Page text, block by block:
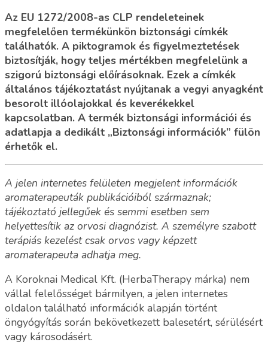
Az EU 1272/2008-as CLP rendeleteinek
megfelelően termékünkön biztonsági címkék
találhatók. A piktogramok és figyelmeztetések
biztosítják, hogy teljes mértékben megfelelünk a
szigorú biztonsági előírásoknak. Ezek a címkék
általános tájékoztatást nyújtanak a vegyi anyagként
besorolt illóolajokkal és keverékekkel
kapcsolatban. A termék biztonsági információi és
adatlapja a dedikált „Biztonsági információk” fülön
érhetők el.
A jelen internetes felületen megjelent információk
aromaterapeuták publikációiból származnak;
tájékoztató jellegűek és semmi esetben sem
helyettesítik az orvosi diagnózist. A személyre szabott
terápiás kezelést csak orvos vagy képzett
aromaterapeuta adhatja meg.
A Koroknai Medical Kft. (HerbaTherapy márka) nem
vállal felelősséget bármilyen, a jelen internetes
oldalon található információk alapján történt
öngyógyítás során bekövetkezett balesetért, sérülésért
vagy károsodásért.